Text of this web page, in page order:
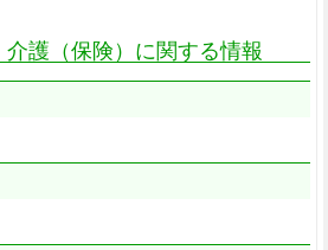
護（保険）に関する情報